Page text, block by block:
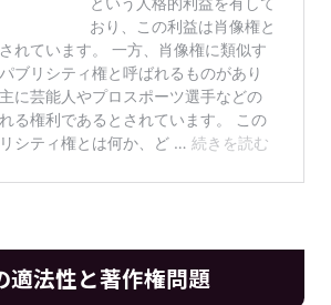
適法性と著作権問題